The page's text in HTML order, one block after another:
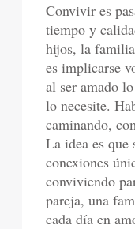
Convivir es
tiempo y
hijos, la
es implicarse
al ser amado
lo necesite.
caminando,
La idea es que
conexiones
conviviendo
pareja, una
cada día en